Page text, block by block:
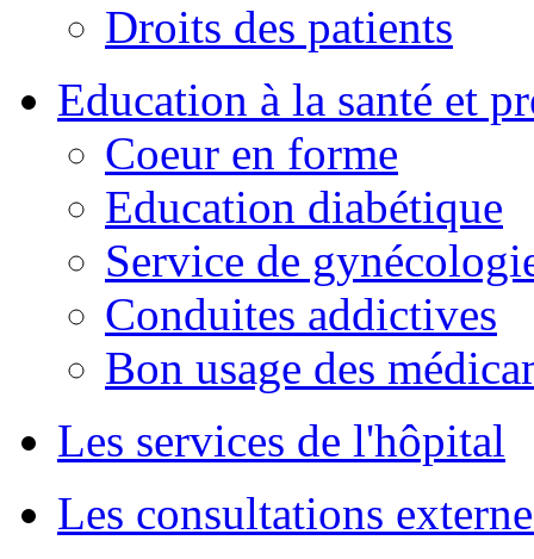
Droits des patients
Education à la santé et
Coeur en forme
Education diabétique
Service de
Conduites addictives
Bon usage des
Les services de l'hôpital
Les consultations